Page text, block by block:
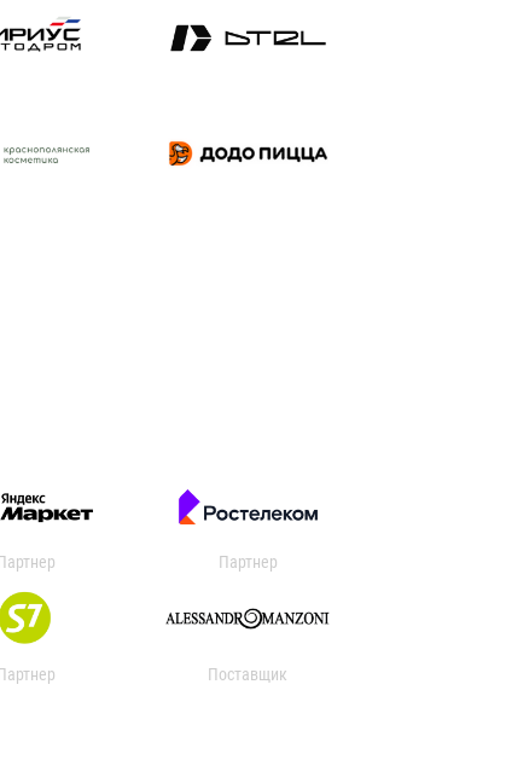
Партнер
Поставщик